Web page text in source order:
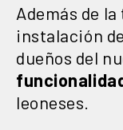
Además de
instalación
dueños del
leoneses.